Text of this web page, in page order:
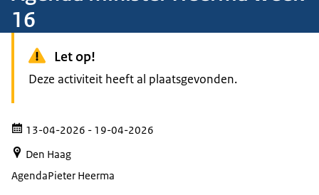
16
Let op!
Deze activiteit heeft al plaatsgevonden.
13-04-2026 - 19-04-2026
Den Haag
AgendaPieter Heerma